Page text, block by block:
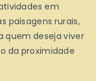
em
paisagens rurais,
quem deseja viver
da proximidade